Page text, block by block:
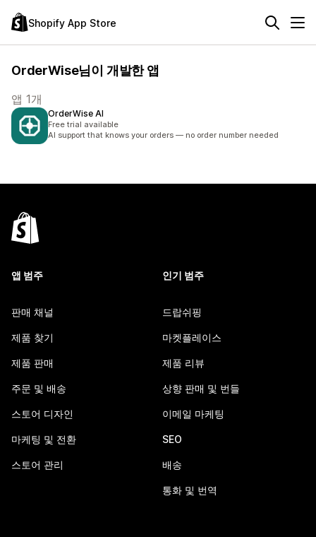
Shopify App Store
OrderWise님이 개발한 앱
앱 1개
OrderWise AI
Free trial available
AI support that knows your orders — no order number needed
앱 범주
판매 채널
제품 찾기
제품 판매
주문 및 배송
스토어 디자인
마케팅 및 전환
스토어 관리
인기 범주
드랍쉬핑
마켓플레이스
제품 리뷰
상향 판매 및 번들
이메일 마케팅
SEO
배송
통화 및 번역